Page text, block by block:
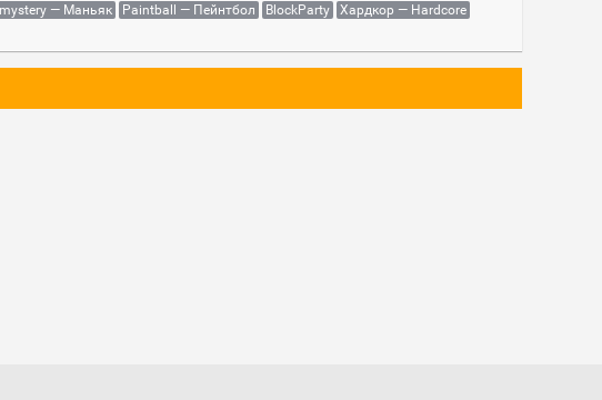
— Маньяк Paintball — Пейнтбол BlockParty
Хардкор — Hardcore